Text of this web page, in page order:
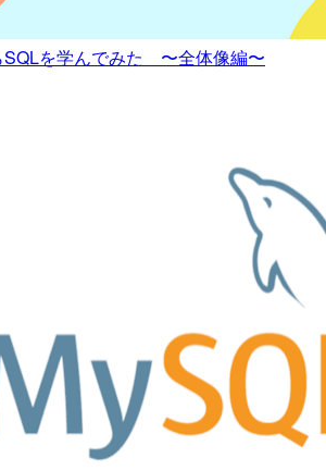
SQLを学んでみた 〜全体像編〜